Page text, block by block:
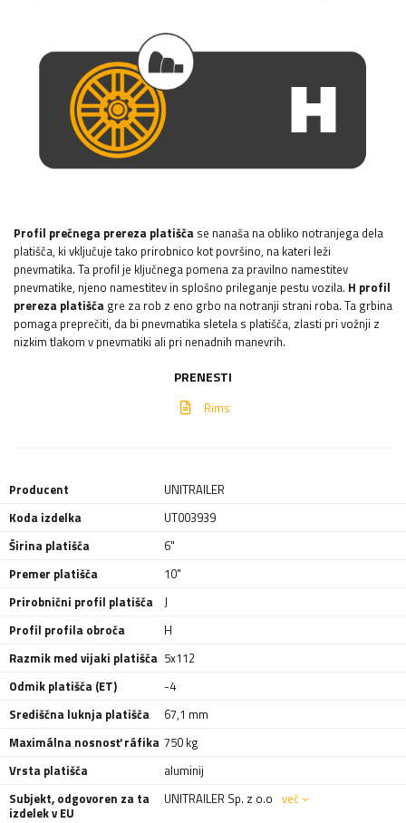
Profil prečnega prereza platišča se nanaša na obliko notranjega dela
platišča, ki vključuje tako prirobnico kot površino, na kateri leži
pnevmatika. Ta profil je ključnega pomena za pravilno namestitev
pnevmatike, njeno namestitev in splošno prileganje pestu vozila. H profil
prereza platišča gre za rob z eno grbo na notranji strani roba. Ta grbina
pomaga preprečiti, da bi pnevmatika sletela s platišča, zlasti pri vožnji z
nizkim tlakom v pnevmatiki ali pri nenadnih manevrih.
PRENESTI
Rims
Producent
UNITRAILER
Koda izdelka
UT003939
Širina platišča
6"
Premer platišča
10"
Prirobnični profil platišča
J
Profil profila obroča
H
Razmik med vijaki platišča 5x112
Odmik platišča (ET)
-4
Središčna luknja platišča
67,1 mm
Maximálna nosnosť ráfika 750 kg
Vrsta platišča
aluminij
Subjekt, odgovoren za ta
izdelek v EU
UNITRAILER Sp. z o.o več